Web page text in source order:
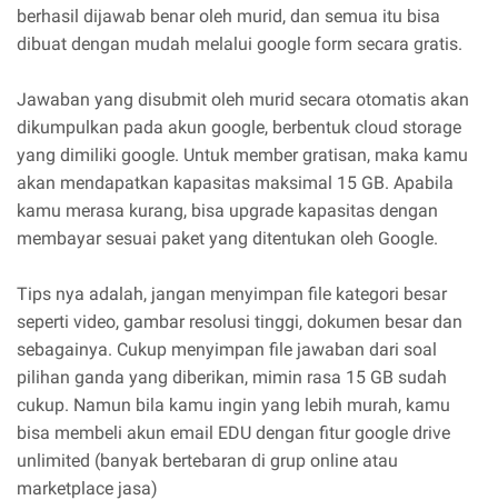
berhasil dijawab benar oleh murid, dan semua itu bisa
dibuat dengan mudah melalui google form secara gratis.
Jawaban yang disubmit oleh murid secara otomatis akan
dikumpulkan pada akun google, berbentuk cloud storage
yang dimiliki google. Untuk member gratisan, maka kamu
akan mendapatkan kapasitas maksimal 15 GB. Apabila
kamu merasa kurang, bisa upgrade kapasitas dengan
membayar sesuai paket yang ditentukan oleh Google.
Tips nya adalah, jangan menyimpan file kategori besar
seperti video, gambar resolusi tinggi, dokumen besar dan
sebagainya. Cukup menyimpan file jawaban dari soal
pilihan ganda yang diberikan, mimin rasa 15 GB sudah
cukup. Namun bila kamu ingin yang lebih murah, kamu
bisa membeli akun email EDU dengan fitur google drive
unlimited (banyak bertebaran di grup online atau
marketplace jasa)